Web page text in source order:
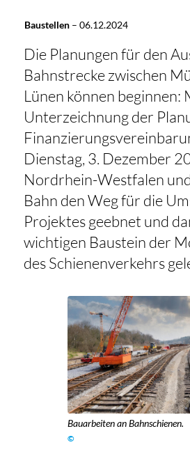
Baustellen– 06.12.2024
Die Planungen für den
Bahnstrecke zwischen
Lünen können beginnen:
Unterzeichnung der
Dienstag, 3. Dezember
Nordrhein-Westfalen
Bahn den Weg für die
Projektes geebnet und
wichtigen Baustein der
des Schienenverkehrs
Bauarbeiten an Bahnschienen.
©